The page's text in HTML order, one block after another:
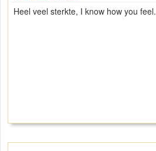
Heel veel sterkte, I know how you feel.